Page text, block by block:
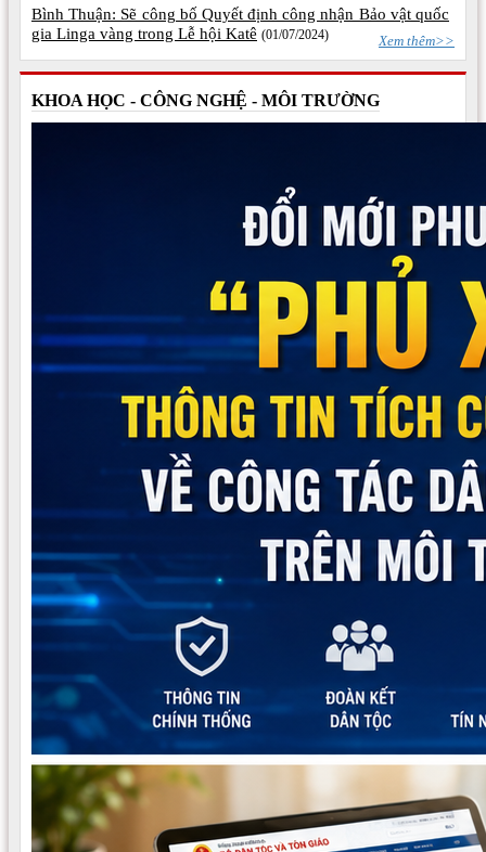
Bình Thuận: Sẽ công bố Quyết định công nhận Bảo vật quốc
gia Linga vàng trong Lễ hội Katê (01/07/2024) Xem thêm>>
KHOA HỌC - CÔNG NGHỆ - MÔI TRƯỜNG